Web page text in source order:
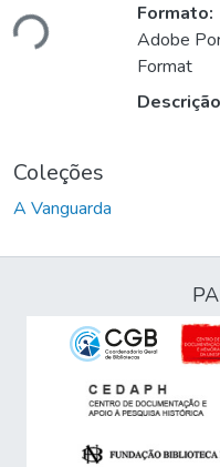
Formato:
Adobe
Format
Coleções
A Vanguarda